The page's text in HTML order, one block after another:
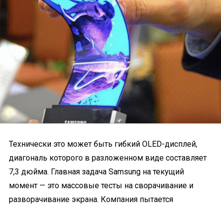
Технически это может быть гибкий OLED-дисплей,
диагональ которого в разложенном виде составляет
7,3 дюйма. Главная задача Samsung на текущий
момент — это массовые тесты на сворачивание и
разворачивание экрана. Компания пытается